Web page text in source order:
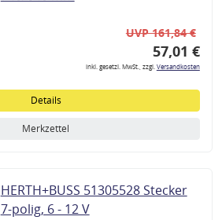
UVP 161,84 €
57,01 €
inkl. gesetzl. MwSt., zzgl.Versandkosten
Details
Merkzettel
HERTH+BUSS 51305528 Stecker
7-polig, 6 - 12 V